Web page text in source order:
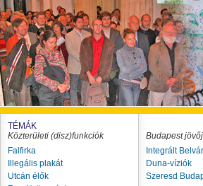
TÉMÁK
Közterületi (disz)funkciók
Falfirka
Illegális plakát
Utcán élők
Budapest
Integrált
Duna-víziók
Szeresd